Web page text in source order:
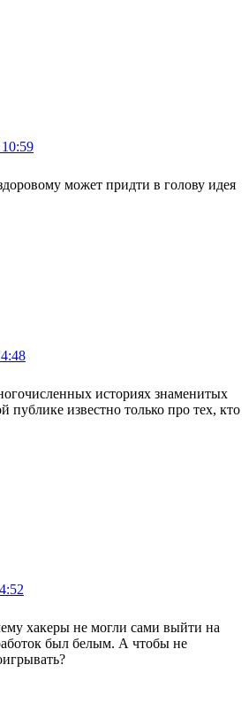
может придти в голову идея
историях знаменитых
публике известно только про тех, кто
хакеры не могли сами выйти на
был белым. А чтобы не